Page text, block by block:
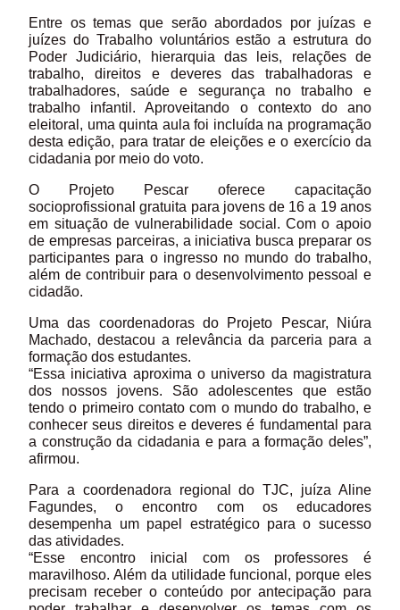
Entre os temas que serão abordados por juízas e
juízes do Trabalho voluntários estão a estrutura do
Poder Judiciário, hierarquia das leis, relações de
trabalho, direitos e deveres das trabalhadoras e
trabalhadores, saúde e segurança no trabalho e
trabalho infantil. Aproveitando o contexto do ano
eleitoral, uma quinta aula foi incluída na programação
desta edição, para tratar de eleições e o exercício da
cidadania por meio do voto.
O Projeto Pescar oferece capacitação
socioprofissional gratuita para jovens de 16 a 19 anos
em situação de vulnerabilidade social. Com o apoio
de empresas parceiras, a iniciativa busca preparar os
participantes para o ingresso no mundo do trabalho,
além de contribuir para o desenvolvimento pessoal e
cidadão.
Uma das coordenadoras do Projeto Pescar, Niúra
Machado, destacou a relevância da parceria para a
formação dos estudantes.
“Essa iniciativa aproxima o universo da magistratura
dos nossos jovens. São adolescentes que estão
tendo o primeiro contato com o mundo do trabalho, e
conhecer seus direitos e deveres é fundamental para
a construção da cidadania e para a formação deles”,
afirmou.
Para a coordenadora regional do TJC, juíza Aline
Fagundes, o encontro com os educadores
desempenha um papel estratégico para o sucesso
das atividades.
“Esse encontro inicial com os professores é
maravilhoso. Além da utilidade funcional, porque eles
precisam receber o conteúdo por antecipação para